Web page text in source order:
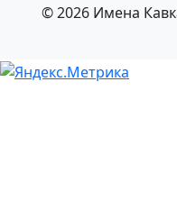
© 2026 Имена